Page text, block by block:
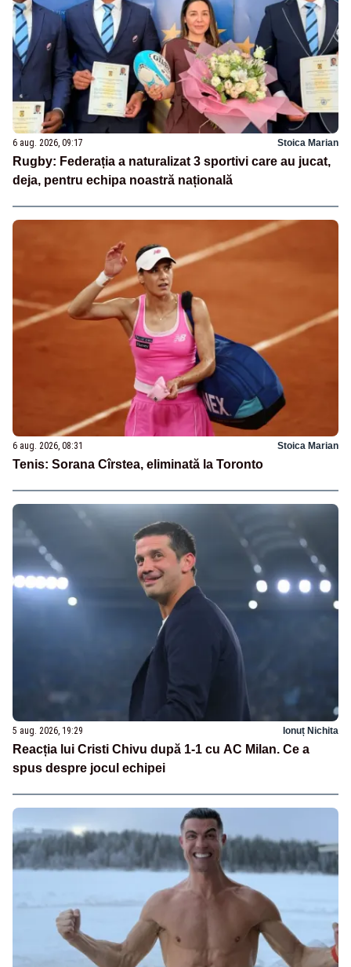
6 aug. 2026, 09:17 Stoica Marian
Rugby: Federația a naturalizat 3 sportivi care au jucat,
deja, pentru echipa noastră națională
6 aug. 2026, 08:31 Stoica Marian
Tenis: Sorana Cîrstea, eliminată la Toronto
5 aug. 2026, 19:29 Ionuț Nichita
Reacția lui Cristi Chivu după 1-1 cu AC Milan. Ce a
spus despre jocul echipei